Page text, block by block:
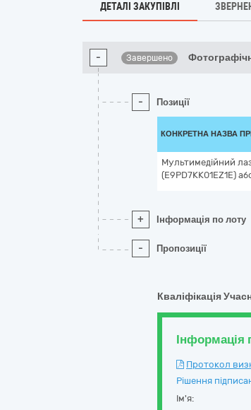
ДЕТАЛІ ЗАКУПІВЛІ
- Завершено
- Позиції
КОНКРЕТНА НАЗВА
Мультимедійний
(E9PD7KK01EZ1E)
+ Інформація по лоту
- Пропозиції
Кваліфікація
Інформація
Протокол
Рішення
Ім'я: